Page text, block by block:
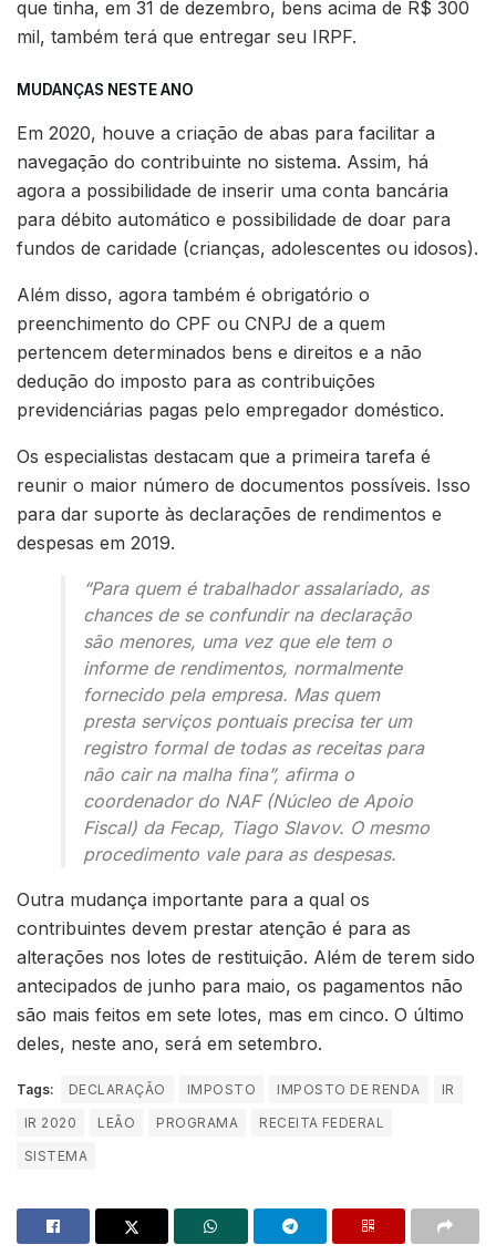
que tinha, em 31 de dezembro, bens acima de R$ 300
mil, também terá que entregar seu IRPF.
MUDANÇAS NESTE ANO
Em 2020, houve a criação de abas para facilitar a
navegação do contribuinte no sistema. Assim, há
agora a possibilidade de inserir uma conta bancária
para débito automático e possibilidade de doar para
fundos de caridade (crianças, adolescentes ou idosos).
Além disso, agora também é obrigatório o
preenchimento do CPF ou CNPJ de a quem
pertencem determinados bens e direitos e a não
dedução do imposto para as contribuições
previdenciárias pagas pelo empregador doméstico.
Os especialistas destacam que a primeira tarefa é
reunir o maior número de documentos possíveis. Isso
para dar suporte às declarações de rendimentos e
despesas em 2019.
“Para quem é trabalhador assalariado, as
chances de se confundir na declaração
são menores, uma vez que ele tem o
informe de rendimentos, normalmente
fornecido pela empresa. Mas quem
presta serviços pontuais precisa ter um
registro formal de todas as receitas para
não cair na malha fina”, afirma o
coordenador do NAF (Núcleo de Apoio
Fiscal) da Fecap, Tiago Slavov. O mesmo
procedimento vale para as despesas.
Outra mudança importante para a qual os
contribuintes devem prestar atenção é para as
alterações nos lotes de restituição. Além de terem sido
antecipados de junho para maio, os pagamentos não
são mais feitos em sete lotes, mas em cinco. O último
deles, neste ano, será em setembro.
Tags: DECLARAÇÃO IMPOSTO IMPOSTO DE RENDA
IR
IR 2020
LEÃO PROGRAMA
RECEITA FEDERAL
SISTEMA